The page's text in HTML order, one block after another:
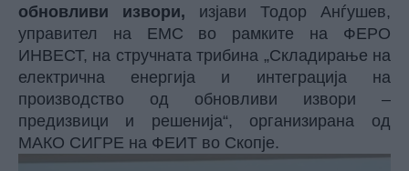
обновливи извори, изјави Тодор Анѓушев,
управител на ЕМС во рамките на ФЕРО
ИНВЕСТ, на стручната трибина „Складирање на
електрична енергија и интеграција на
производство од обновливи извори –
предизвици и решенија“, организирана од
МАКО СИГРЕ на ФЕИТ во Скопје.